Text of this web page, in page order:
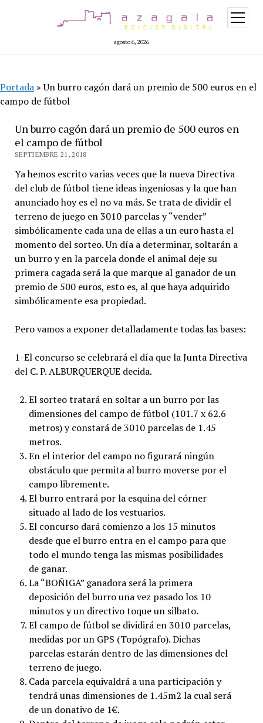
agosto 6, 2026
abrir
menú
Portada »Un burro cagón dará un premio de 500 euros en el
campo de fútbol
Un burro cagón dará un premio de 500 euros en
el campo de fútbol
SEPTIEMBRE 21, 2018
Ya hemos escrito varias veces que la nueva Directiva
del club de fútbol tiene ideas ingeniosas y la que han
anunciado hoy es el no va más. Se trata de dividir el
terreno de juego en 3010 parcelas y “vender”
simbólicamente cada una de ellas a un euro hasta el
momento del sorteo. Un día a determinar, soltarán a
un burro y en la parcela donde el animal deje su
primera cagada será la que marque al ganador de un
premio de 500 euros, esto es, al que haya adquirido
simbólicamente esa propiedad.
Pero vamos a exponer detalladamente todas las bases:
1-El concurso se celebrará el día que la Junta Directiva
del C. P. ALBURQUERQUE decida.
El sorteo tratará en soltar a un burro por las
dimensiones del campo de fútbol (101.7 x 62.6
metros) y constará de 3010 parcelas de 1.45
metros.
En el interior del campo no figurará ningún
obstáculo que permita al burro moverse por el
campo libremente.
El burro entrará por la esquina del córner
situado al lado de los vestuarios.
El concurso dará comienzo a los 15 minutos
desde que el burro entra en el campo para que
todo el mundo tenga las mismas posibilidades
de ganar.
La “BOÑIGA” ganadora será la primera
deposición del burro una vez pasado los 10
minutos y un directivo toque un silbato.
El campo de fútbol se dividirá en 3010 parcelas,
medidas por un GPS (Topógrafo). Dichas
parcelas estarán dentro de las dimensiones del
terreno de juego.
Cada parcela equivaldrá a una participación y
tendrá unas dimensiones de 1.45m2 la cual será
de un donativo de 1€.